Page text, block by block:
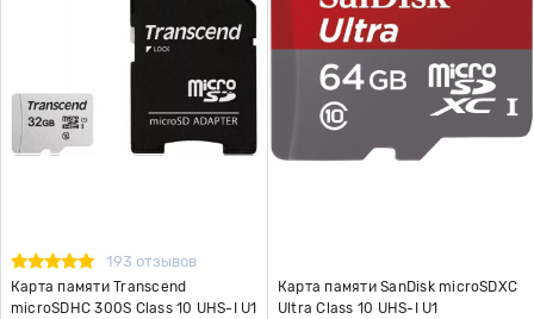
193 отзывов
Карта памяти Transcend
microSDHC 300S Class 10 UHS-I U1
Карта памяти SanDisk microSDXC
Ultra Class 10 UHS-I U1